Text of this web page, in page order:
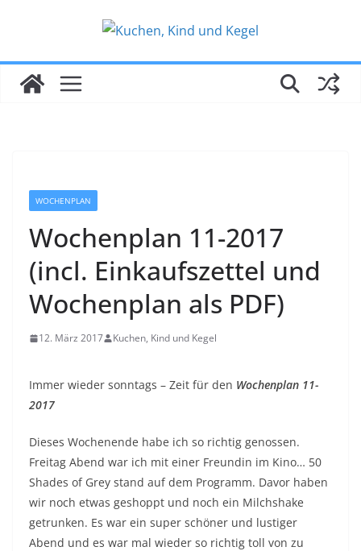
WOCHENPLAN
Wochenplan 11-2017
(incl. Einkaufszettel und
Wochenplan als PDF)
12. März 2017 Kuchen, Kind und Kegel
Immer wieder sonntags – Zeit für den Wochenplan 11-
2017
Dieses Wochenende habe ich so richtig genossen.
Freitag Abend war ich mit einer Freundin im Kino… 50
Shades of Grey stand auf dem Programm. Davor haben
wir noch etwas geshoppt und noch ein Milchshake
getrunken. Es war ein super schöner und lustiger
Abend und es war mal wieder so richtig toll von zu